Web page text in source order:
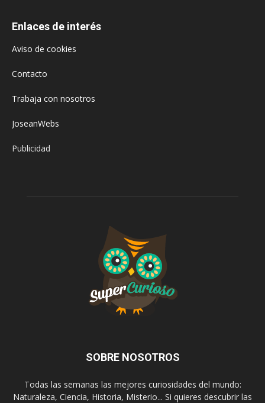
Enlaces de interés
Aviso de cookies
Contacto
Trabaja con nosotros
JoseanWebs
Publicidad
SOBRE NOSOTROS
Todas las semanas las mejores curiosidades del mundo:
Naturaleza, Ciencia, Historia, Misterio... Si quieres descubrir las